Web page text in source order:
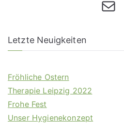
Letzte Neuigkeiten
Fröhliche Ostern
Therapie Leipzig 2022
Frohe Fest
Unser Hygienekonzept